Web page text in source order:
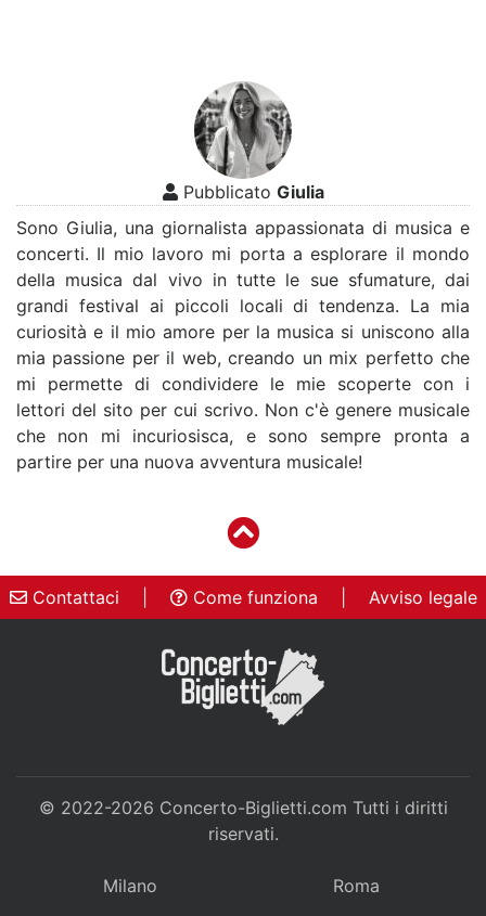
Pubblicato Giulia
Sono Giulia, una giornalista appassionata di musica e
concerti. Il mio lavoro mi porta a esplorare il mondo
della musica dal vivo in tutte le sue sfumature, dai
grandi festival ai piccoli locali di tendenza. La mia
curiosità e il mio amore per la musica si uniscono alla
mia passione per il web, creando un mix perfetto che
mi permette di condividere le mie scoperte con i
lettori del sito per cui scrivo. Non c'è genere musicale
che non mi incuriosisca, e sono sempre pronta a
partire per una nuova avventura musicale!
Contattaci Come funziona Avviso legale
© 2022-2026 Concerto-Biglietti.com Tutti i diritti
riservati.
Milano Roma